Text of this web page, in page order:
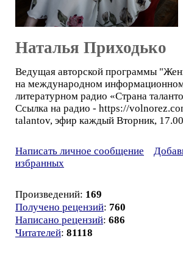
Наталья Приходько
Ведущая авторской программы
на международном
литературном радио «Страна
Ссылка на радио - https://
talantov, эфир каждый Вторник, 17.00
Написать личное сообщение
избранных
Произведений: 169
Получено рецензий: 760
Написано рецензий: 686
Читателей: 81118